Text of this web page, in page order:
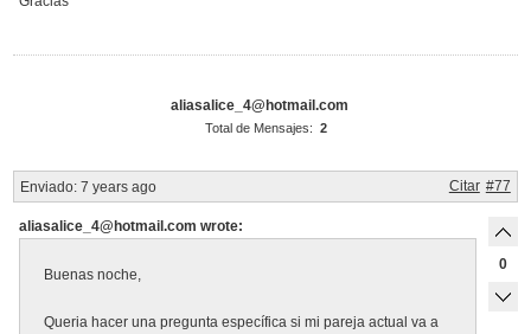
aliasalice_4@hotmail.com
Total de Mensajes: 2
Enviado: 7 years ago #77
Citar
aliasalice_4@hotmail.com wrote:
Buenas noche,
Queria hacer una pregunta específica si mi pareja actual va a
0